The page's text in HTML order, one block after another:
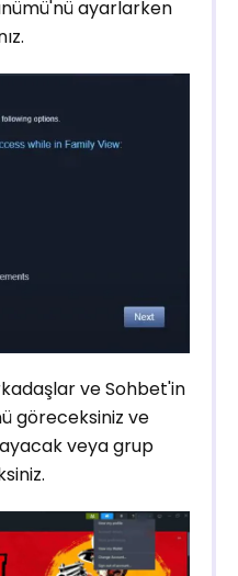
ayarlarken
ve Sohbet'in
göreceksiniz ve
veya grup